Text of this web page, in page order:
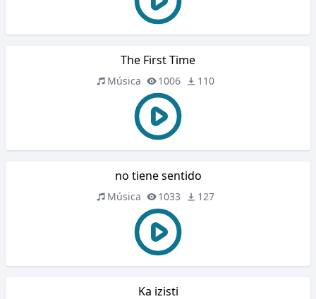
The First Time
Música 1006 110
no tiene sentido
Música 1033 127
Ka izisti